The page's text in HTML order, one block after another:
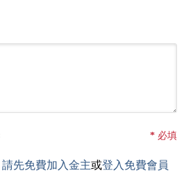
* 必填
請先免費加入金主或登入免費會員